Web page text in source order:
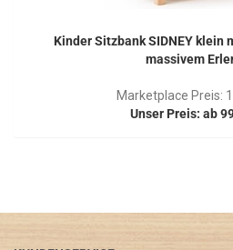
Kinder Sitzbank SIDNEY klein
massivem
Marketplace Preis:
Unser Preis: ab